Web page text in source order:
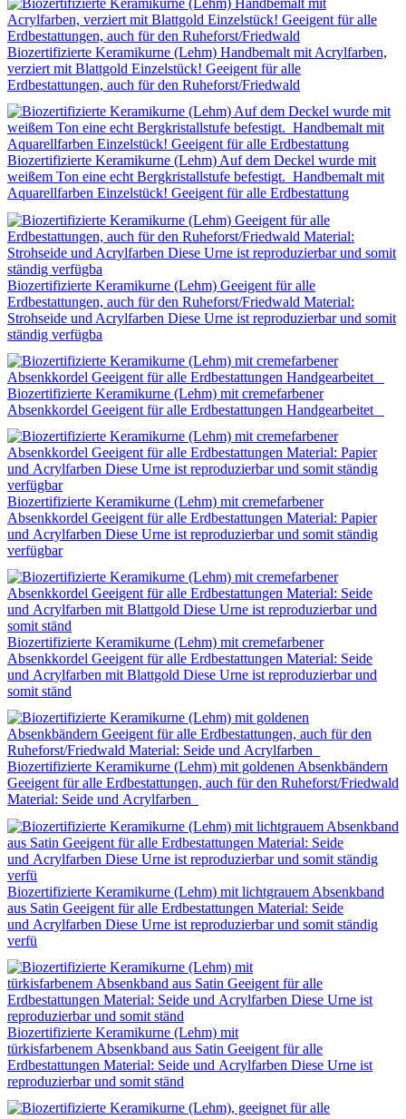
Biozertifizierte Keramikurne (Lehm) Handbemalt mit Acrylfarben,
verziert mit Blattgold Einzelstück! Geeigent für alle
Erdbestattungen, auch für den Ruheforst/Friedwald
Biozertifizierte Keramikurne (Lehm) Auf dem Deckel wurde mit
weißem Ton eine echt Bergkristallstufe befestigt. Handbemalt mit
Aquarellfarben Einzelstück! Geeigent für alle Erdbestattung
Biozertifizierte Keramikurne (Lehm) Geeigent für alle
Erdbestattungen, auch für den Ruheforst/Friedwald Material:
Strohseide und Acrylfarben Diese Urne ist reproduzierbar und somit
ständig verfügba
Biozertifizierte Keramikurne (Lehm) mit cremefarbener
Absenkkordel Geeigent für alle Erdbestattungen Handgearbeitet
Biozertifizierte Keramikurne (Lehm) mit cremefarbener
Absenkkordel Geeigent für alle Erdbestattungen Material: Papier
und Acrylfarben Diese Urne ist reproduzierbar und somit ständig
verfügbar
Biozertifizierte Keramikurne (Lehm) mit cremefarbener
Absenkkordel Geeigent für alle Erdbestattungen Material: Seide
und Acrylfarben mit Blattgold Diese Urne ist reproduzierbar und
somit ständ
Biozertifizierte Keramikurne (Lehm) mit goldenen Absenkbändern
Geeigent für alle Erdbestattungen, auch für den Ruheforst/Friedwald
Material: Seide und Acrylfarben
Biozertifizierte Keramikurne (Lehm) mit lichtgrauem Absenkband
aus Satin Geeigent für alle Erdbestattungen Material: Seide
und Acrylfarben Diese Urne ist reproduzierbar und somit ständig
verfü
Biozertifizierte Keramikurne (Lehm) mit
türkisfarbenem Absenkband aus Satin Geeigent für alle
Erdbestattungen Material: Seide und Acrylfarben Diese Urne ist
reproduzierbar und somit ständ